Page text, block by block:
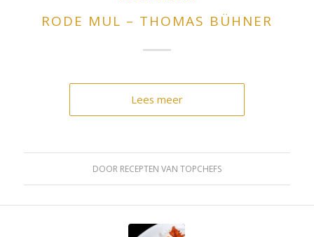
RODE MUL – THOMAS BÜHNER
Lees meer
DOOR RECEPTEN VAN TOPCHEFS